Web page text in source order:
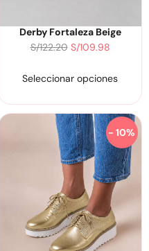
Derby Fortaleza Beige
S/122.20 S/109.98
Seleccionar opciones
- 10%